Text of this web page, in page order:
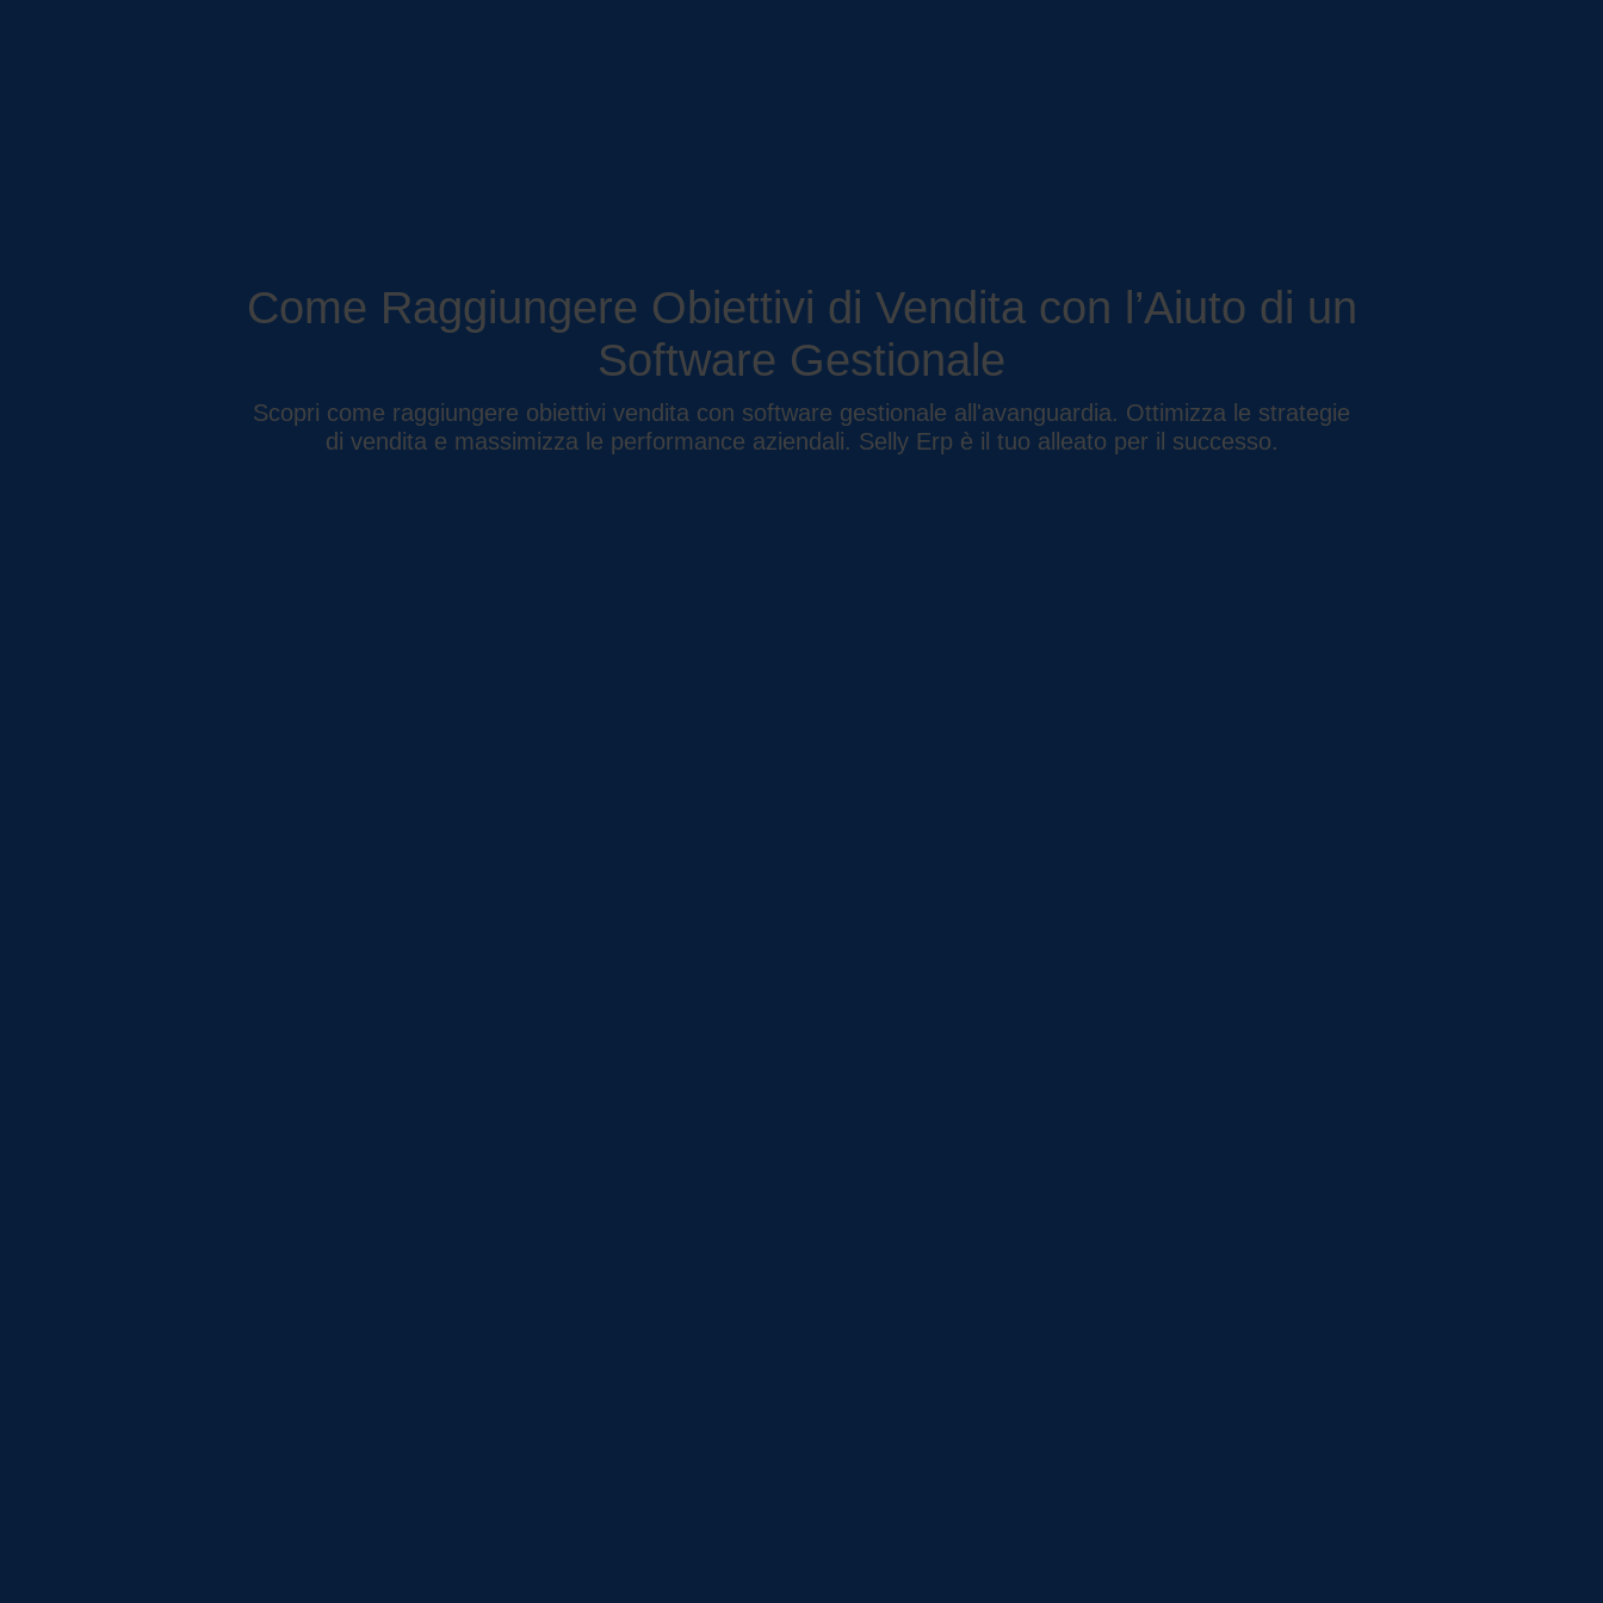
Come Raggiungere Obiettivi di Vendita con l’Aiuto di un
Software Gestionale
Scopri come raggiungere obiettivi vendita con software gestionale all'avanguardia. Ottimizza le strategie
di vendita e massimizza le performance aziendali. Selly Erp è il tuo alleato per il successo.